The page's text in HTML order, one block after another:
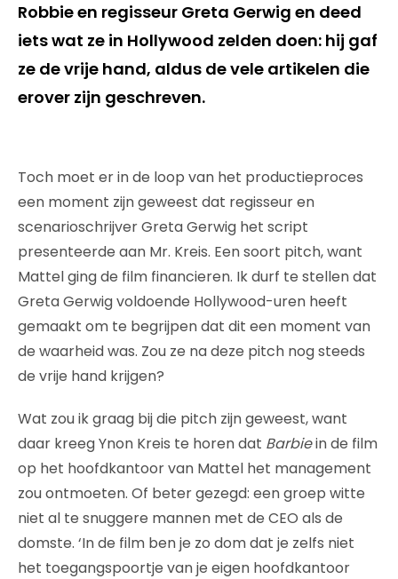
Robbie en regisseur Greta Gerwig en deed
iets wat ze in Hollywood zelden doen: hij gaf
ze de vrije hand, aldus de vele artikelen die
erover zijn geschreven.
Toch moet er in de loop van het productieproces
een moment zijn geweest dat regisseur en
scenarioschrijver Greta Gerwig het script
presenteerde aan Mr. Kreis. Een soort pitch, want
Mattel ging de film financieren. Ik durf te stellen dat
Greta Gerwig voldoende Hollywood-uren heeft
gemaakt om te begrijpen dat dit een moment van
de waarheid was. Zou ze na deze pitch nog steeds
de vrije hand krijgen?
Wat zou ik graag bij die pitch zijn geweest, want
daar kreeg Ynon Kreis te horen dat Barbiein de film
op het hoofdkantoor van Mattel het management
zou ontmoeten. Of beter gezegd: een groep witte
niet al te snuggere mannen met de CEO als de
domste. ‘In de film ben je zo dom dat je zelfs niet
het toegangspoortje van je eigen hoofdkantoor